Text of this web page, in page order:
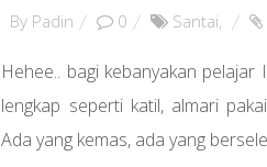
By Padin 0 Santai,
Hehee.. bagi kebanyakan
lengkap seperti katil, almari
Ada yang kemas, ada yang